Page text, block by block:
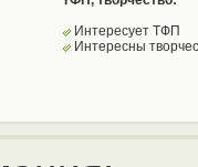
Интересует ТФП
Интересны